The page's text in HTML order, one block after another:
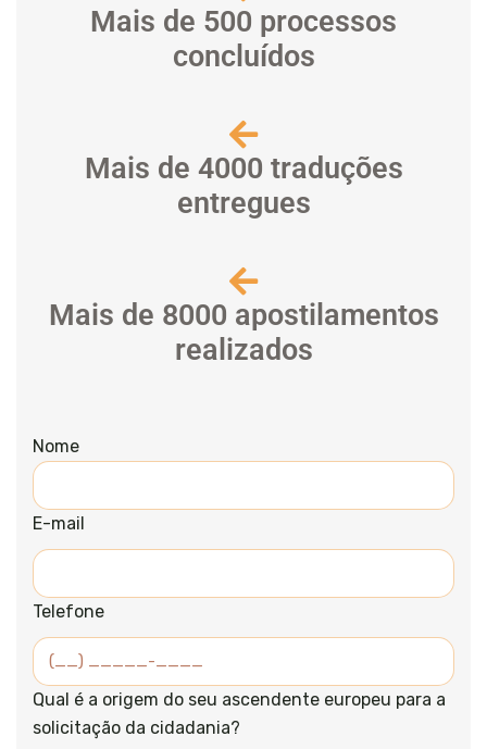
Mais de 500 processos
concluídos
Mais de 4000 traduções
entregues
Mais de 8000 apostilamentos
realizados
Nome
E-mail
Telefone
Qual é a origem do seu ascendente europeu para a
solicitação da cidadania?